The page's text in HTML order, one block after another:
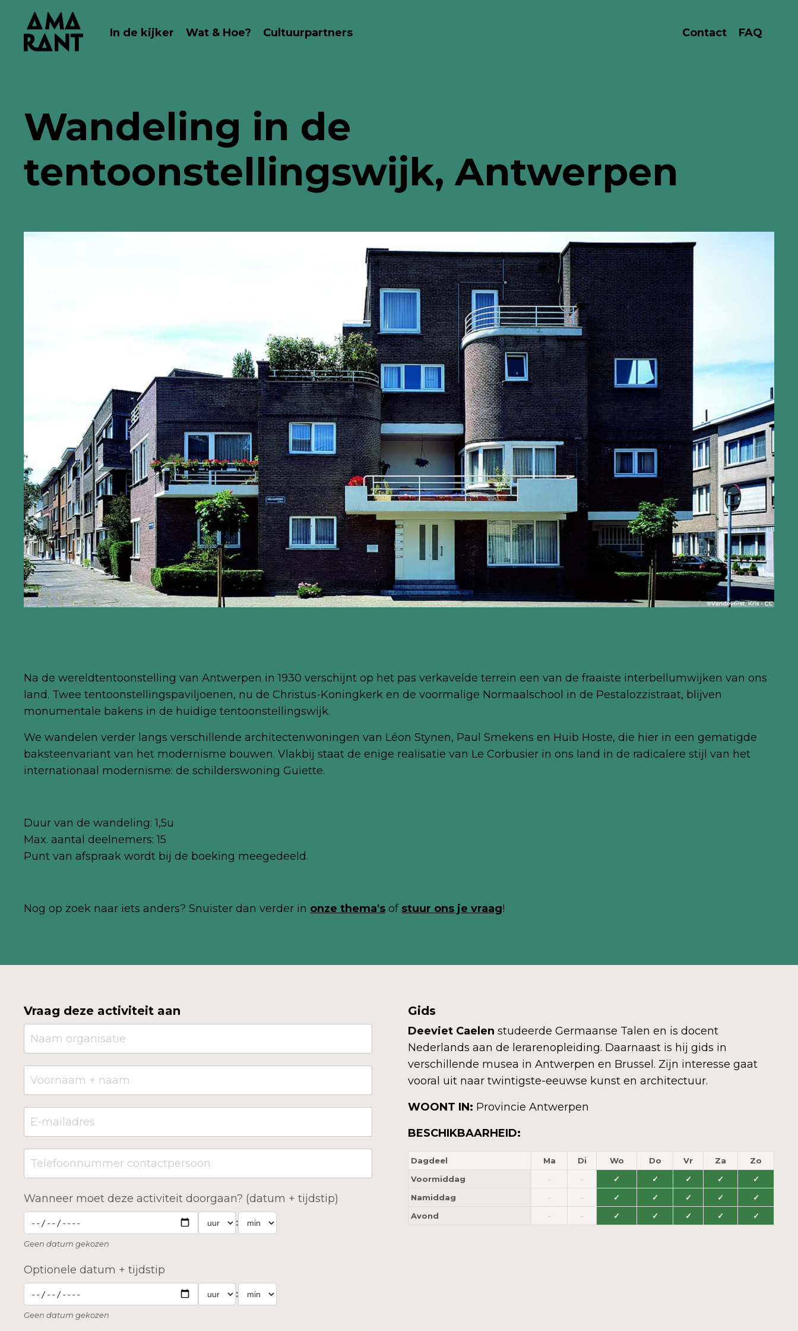
In de kijker Wat & Hoe? Cultuurpartners Contact FAQ
Wandeling in de
tentoonstellingswijk, Antwerpen
Na de wereldtentoonstelling van Antwerpen in 1930 verschijnt op het pas verkavelde terrein een van de fraaiste interbellumwijken van ons
land. Twee tentoonstellingspaviljoenen, nu de Christus-Koningkerk en de voormalige Normaalschool in de Pestalozzistraat, blijven
monumentale bakens in de huidige tentoonstellingswijk.
We wandelen verder langs verschillende architectenwoningen van Léon Stynen, Paul Smekens en Huib Hoste, die hier in een gematigde
baksteenvariant van het modernisme bouwen. Vlakbij staat de enige realisatie van Le Corbusier in ons land in de radicalere stijl van het
internationaal modernisme: de schilderswoning Guiette.
Duur van de wandeling: 1,5u
Max. aantal deelnemers: 15
Punt van afspraak wordt bij de boeking meegedeeld.
Nog op zoek naar iets anders? Snuister dan verder in onze thema's of stuur ons je vraag!
Vraag deze activiteit aan
Wanneer moet deze activiteit doorgaan? (datum + tijdstip)
:
Geen datum gekozen
Optionele datum + tijdstip
:
Geen datum gekozen
Gids
Deeviet Caelen studeerde Germaanse Talen en is docent
Nederlands aan de lerarenopleiding. Daarnaast is hij gids in
verschillende musea in Antwerpen en Brussel. Zijn interesse gaat
vooral uit naar twintigste-eeuwse kunst en architectuur.
WOONT IN: Provincie Antwerpen
BESCHIKBAARHEID:
Dagdeel Ma Di Wo Do Vr Za
Zo
Voormiddag
– – ✓ ✓ ✓ ✓
✓
Namiddag
– – ✓ ✓ ✓ ✓
✓
Avond
– – ✓ ✓ ✓ ✓ ✓